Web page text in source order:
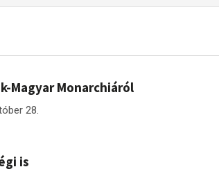
Az összeomlás és a magyar társadalom
Utókor és emlékezet
Magyar Monarchiáról
28.
is